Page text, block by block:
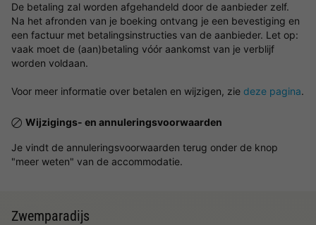
De betaling zal worden afgehandeld door de aanbieder zelf.
Na het afronden van je boeking ontvang je een bevestiging en
een factuur met betalingsinstructies van de aanbieder. Let op:
vaak moet de (aan)betaling vóór aankomst van je verblijf
worden voldaan.
Voor meer informatie over betalen en wijzigen, zie deze pagina.
Wijzigings- en annuleringsvoorwaarden
Je vindt de annuleringsvoorwaarden terug onder de knop
"meer weten" van de accommodatie.
Zwemparadijs